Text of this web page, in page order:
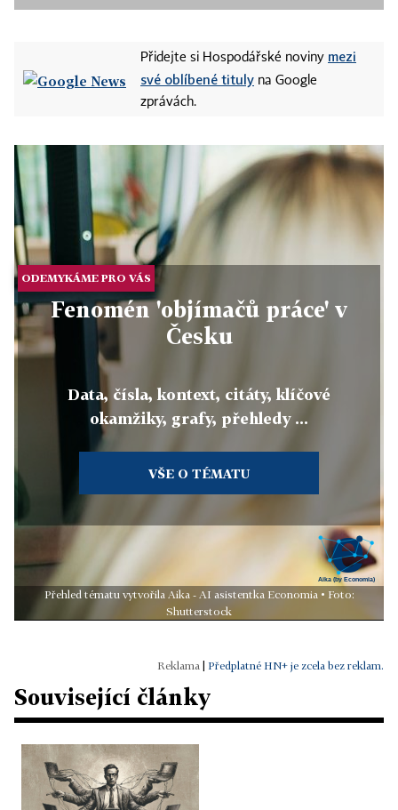
Přidejte si Hospodářské noviny mezi
své oblíbené tituly na Google
zprávách.
ODEMYKÁME PRO VÁS
Fenomén 'objímačů práce' v
Česku
Data, čísla, kontext, citáty, klíčové
okamžiky, grafy, přehledy ...
VŠE O TÉMATU
Přehled tématu vytvořila Aika - AI asistentka Economia • Foto:
Shutterstock
| Předplatné HN+ je zcela bez reklam.
Související články